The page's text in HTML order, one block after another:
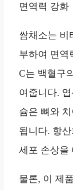
면역력 강화
쌈채소는 비
부하여 면역
C는 백혈구
여줍니다.
슘은 뼈와
됩니다. 항
세포 손상을
물론, 이 제